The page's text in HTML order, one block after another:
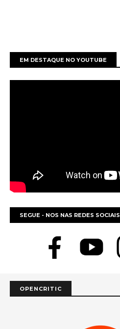
EM DESTAQUE NO YOUTUBE
SEGUE - NOS NAS REDES SOCIAIS
OPENCRITIC